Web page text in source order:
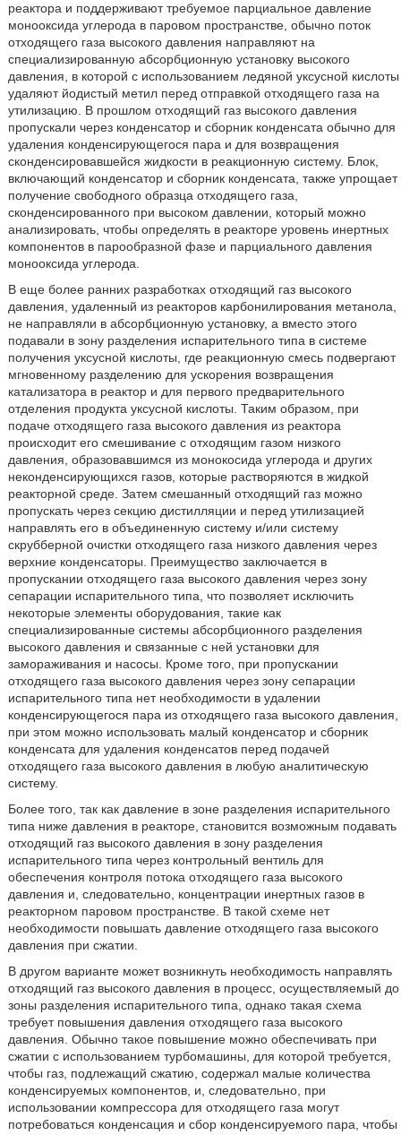
реактора и поддерживают требуемое парциальное давление
монооксида углерода в паровом пространстве, обычно поток
отходящего газа высокого давления направляют на
специализированную абсорбционную установку высокого
давления, в которой с использованием ледяной уксусной кислоты
удаляют йодистый метил перед отправкой отходящего газа на
утилизацию. В прошлом отходящий газ высокого давления
пропускали через конденсатор и сборник конденсата обычно для
удаления конденсирующегося пара и для возвращения
сконденсировавшейся жидкости в реакционную систему. Блок,
включающий конденсатор и сборник конденсата, также упрощает
получение свободного образца отходящего газа,
сконденсированного при высоком давлении, который можно
анализировать, чтобы определять в реакторе уровень инертных
компонентов в парообразной фазе и парциального давления
монооксида углерода.
В еще более ранних разработках отходящий газ высокого
давления, удаленный из реакторов карбонилирования метанола,
не направляли в абсорбционную установку, а вместо этого
подавали в зону разделения испарительного типа в системе
получения уксусной кислоты, где реакционную смесь подвергают
мгновенному разделению для ускорения возвращения
катализатора в реактор и для первого предварительного
отделения продукта уксусной кислоты. Таким образом, при
подаче отходящего газа высокого давления из реактора
происходит его смешивание с отходящим газом низкого
давления, образовавшимся из монокосида углерода и других
неконденсирующихся газов, которые растворяются в жидкой
реакторной среде. Затем смешанный отходящий газ можно
пропускать через секцию дистилляции и перед утилизацией
направлять его в объединенную систему и/или систему
скрубберной очистки отходящего газа низкого давления через
верхние конденсаторы. Преимущество заключается в
пропускании отходящего газа высокого давления через зону
сепарации испарительного типа, что позволяет исключить
некоторые элементы оборудования, такие как
специализированные системы абсорбционного разделения
высокого давления и связанные с ней установки для
замораживания и насосы. Кроме того, при пропускании
отходящего газа высокого давления через зону сепарации
испарительного типа нет необходимости в удалении
конденсирующегося пара из отходящего газа высокого давления,
при этом можно использовать малый конденсатор и сборник
конденсата для удаления конденсатов перед подачей
отходящего газа высокого давления в любую аналитическую
систему.
Более того, так как давление в зоне разделения испарительного
типа ниже давления в реакторе, становится возможным подавать
отходящий газ высокого давления в зону разделения
испарительного типа через контрольный вентиль для
обеспечения контроля потока отходящего газа высокого
давления и, следовательно, концентрации инертных газов в
реакторном паровом пространстве. В такой схеме нет
необходимости повышать давление отходящего газа высокого
давления при сжатии.
В другом варианте может возникнуть необходимость направлять
отходящий газ высокого давления в процесс, осуществляемый до
зоны разделения испарительного типа, однако такая схема
требует повышения давления отходящего газа высокого
давления. Обычно такое повышение можно обеспечивать при
сжатии с использованием турбомашины, для которой требуется,
чтобы газ, подлежащий сжатию, содержал малые количества
конденсируемых компонентов, и, следовательно, при
использовании компрессора для отходящего газа могут
потребоваться конденсация и сбор конденсируемого пара, чтобы